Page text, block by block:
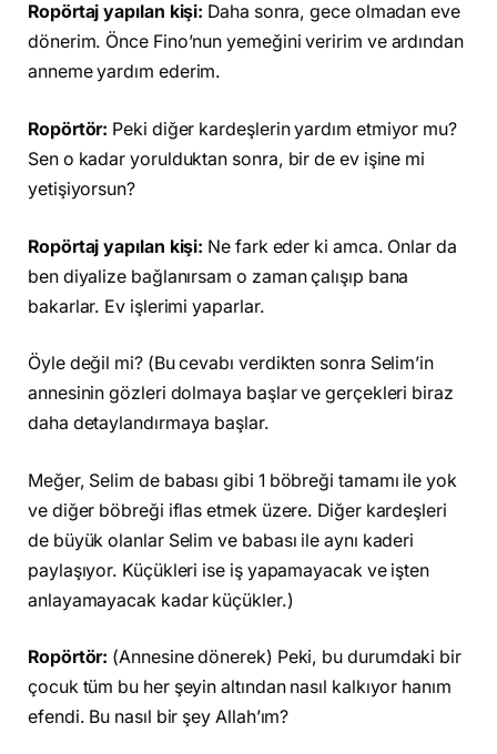
Ropörtaj yapılan kişi: Daha sonra, gece olmadan eve
dönerim. Önce Fino’nun yemeğini veririm ve ardından
anneme yardım ederim.
Ropörtör: Peki diğer kardeşlerin yardım etmiyor mu?
Sen o kadar yorulduktan sonra, bir de ev işine mi
yetişiyorsun?
Ropörtaj yapılan kişi: Ne fark eder ki amca. Onlar da
ben diyalize bağlanırsam o zaman çalışıp bana
bakarlar. Ev işlerimi yaparlar.
Öyle değil mi? (Bu cevabı verdikten sonra Selim’in
annesinin gözleri dolmaya başlar ve gerçekleri biraz
daha detaylandırmaya başlar.
Meğer, Selim de babası gibi 1 böbreği tamamı ile yok
ve diğer böbreği iflas etmek üzere. Diğer kardeşleri
de büyük olanlar Selim ve babası ile aynı kaderi
paylaşıyor. Küçükleri ise iş yapamayacak ve işten
anlayamayacak kadar küçükler.)
Ropörtör: (Annesine dönerek) Peki, bu durumdaki bir
çocuk tüm bu her şeyin altından nasıl kalkıyor hanım
efendi. Bu nasıl bir şey Allah’ım?